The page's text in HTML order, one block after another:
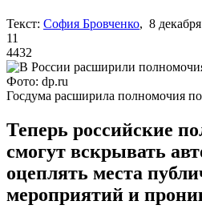
Текст: София Бровченко, 8
11
4432
Фото: dp.ru
Госдума расширила полномочия
Теперь российские
смогут вскрывать
оцеплять места
мероприятий и